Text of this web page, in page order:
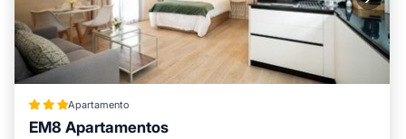
Apartamento
EM8 Apartamentos